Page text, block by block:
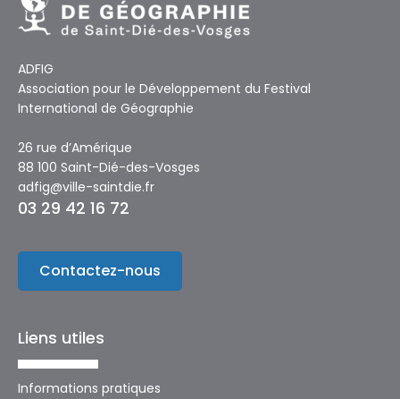
ADFIG
Association pour le Développement du Festival
International de Géographie
26 rue d’Amérique
88 100 Saint-Dié-des-Vosges
adfig@ville-saintdie.fr
03 29 42 16 72
Contactez-nous
Liens utiles
Informations pratiques